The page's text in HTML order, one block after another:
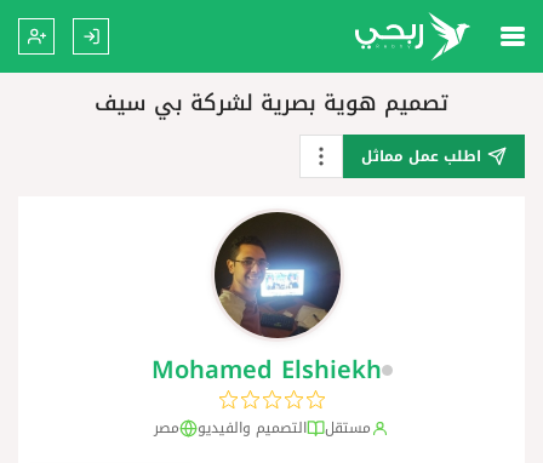
تصميم هوية بصرية لشركة بي سيف
اطلب عمل مماثل
Mohamed Elshiekh
مستقل التصميم والفيديو مصر